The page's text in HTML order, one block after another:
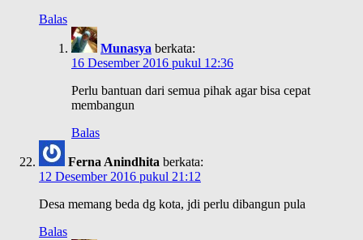
Balas
Munasya berkata:
16 Desember 2016 pukul 12:36
Perlu bantuan dari semua pihak agar bisa cepat
membangun
Balas
Ferna Anindhita berkata:
12 Desember 2016 pukul 21:12
Desa memang beda dg kota, jdi perlu dibangun pula
Balas